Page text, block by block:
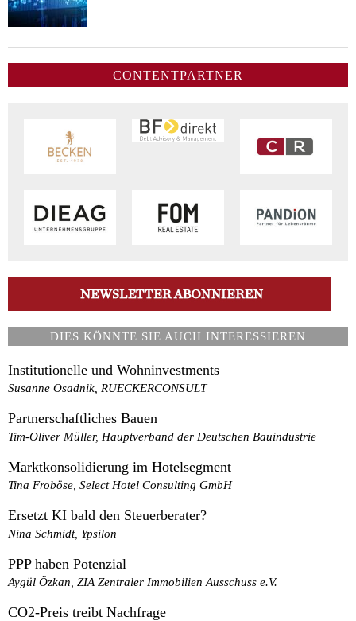
CONTENTPARTNER
DIES KÖNNTE SIE AUCH INTERESSIEREN
Institutionelle und Wohninvestments
Susanne Osadnik, RUECKERCONSULT
Partnerschaftliches Bauen
Tim-Oliver Müller, Hauptverband der Deutschen Bauindustrie
Marktkonsolidierung im Hotelsegment
Tina Froböse, Select Hotel Consulting GmbH
Ersetzt KI bald den Steuerberater?
Nina Schmidt, Ypsilon
PPP haben Potenzial
Aygül Özkan, ZIA Zentraler Immobilien Ausschuss e.V.
CO2-Preis treibt Nachfrage